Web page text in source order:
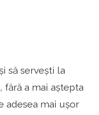
să servești la
a mai aștepta
adesea mai ușor